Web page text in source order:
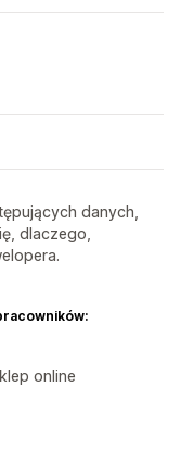
danych,
dlaczego,
online